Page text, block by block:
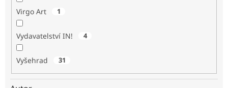
Virgo Art 1
Vydavatelství IN! 4
Vyšehrad 31